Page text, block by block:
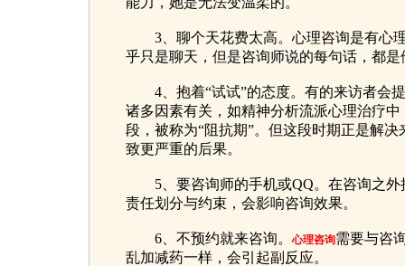
3、聊个天花费太高。心理咨询是有心理
乎只是聊天，但是咨询师说的每句话，都
4、抱着“试试”的态度。有的来访者会提
诸多因素有关，如精神分析流派心理治疗
段，被称为“阻抗期”。但这段时期正是解
致更严重的后果。
5、要咨询师的手机或QQ。在咨询之外
责任划分与约束，会影响咨询效果。
6、不预约就来咨询。心理咨询需要与咨
乱加减药一样，会引起副反应。